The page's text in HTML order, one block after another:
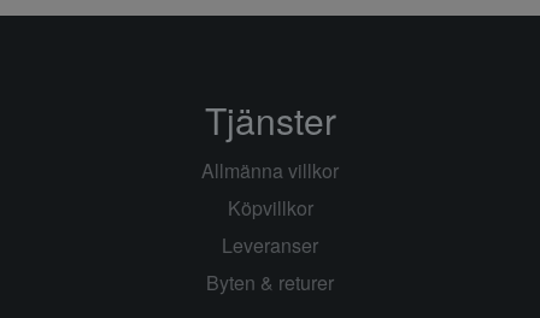
Tjänster
Allmänna villkor
Köpvillkor
Leveranser
Byten & returer